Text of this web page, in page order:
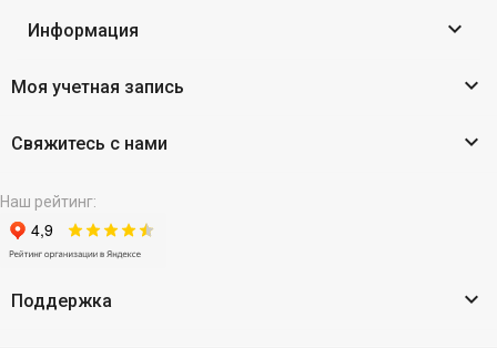
Информация 
Моя учетная запись 
Свяжитесь с нами 
Наш рейтинг:
Поддержка 